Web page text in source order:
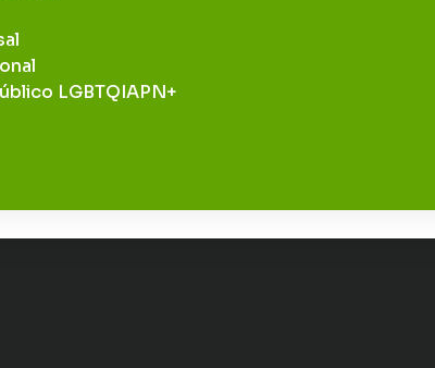
LGBTQIAPN+